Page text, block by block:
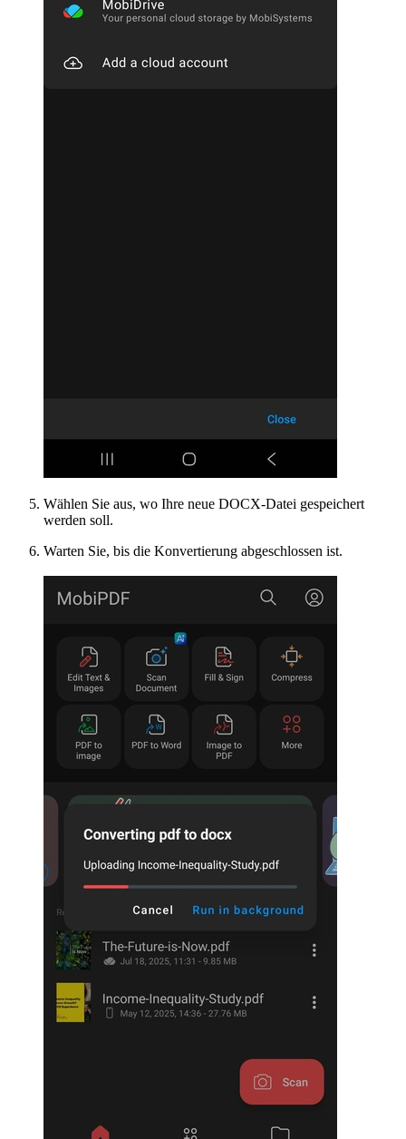
Wählen Sie aus, wo Ihre neue DOCX-Datei gespeichert
werden soll.
Warten Sie, bis die Konvertierung abgeschlossen ist.